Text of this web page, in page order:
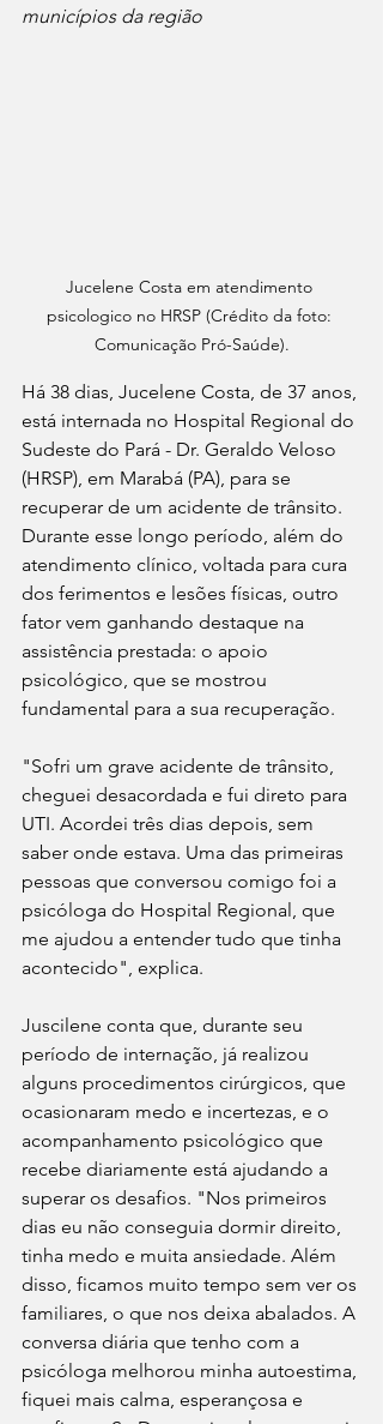
municípios da região
Jucelene Costa em atendimento
psicologico no HRSP (Crédito da foto:
Comunicação Pró-Saúde).
Há 38 dias, Jucelene Costa, de 37 anos,
está internada no Hospital Regional do
Sudeste do Pará - Dr. Geraldo Veloso
(HRSP), em Marabá (PA), para se
recuperar de um acidente de trânsito.
Durante esse longo período, além do
atendimento clínico, voltada para cura
dos ferimentos e lesões físicas, outro
fator vem ganhando destaque na
assistência prestada: o apoio
psicológico, que se mostrou
fundamental para a sua recuperação.
"Sofri um grave acidente de trânsito,
cheguei desacordada e fui direto para
UTI. Acordei três dias depois, sem
saber onde estava. Uma das primeiras
pessoas que conversou comigo foi a
psicóloga do Hospital Regional, que
me ajudou a entender tudo que tinha
acontecido", explica.
Juscilene conta que, durante seu
período de internação, já realizou
alguns procedimentos cirúrgicos, que
ocasionaram medo e incertezas, e o
acompanhamento psicológico que
recebe diariamente está ajudando a
superar os desafios. "Nos primeiros
dias eu não conseguia dormir direito,
tinha medo e muita ansiedade. Além
disso, ficamos muito tempo sem ver os
familiares, o que nos deixa abalados. A
conversa diária que tenho com a
psicóloga melhorou minha autoestima,
fiquei mais calma, esperançosa e